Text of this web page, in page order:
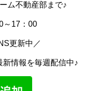
ム不動産部まで♪
～17：00
更新中／
情報を毎週配信中♪